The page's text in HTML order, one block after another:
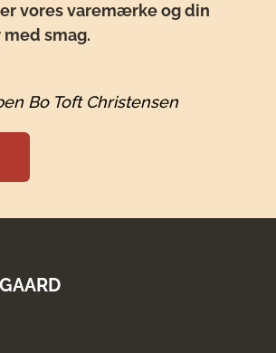
vores varemærke og din
smag.
Bo Toft Christensen